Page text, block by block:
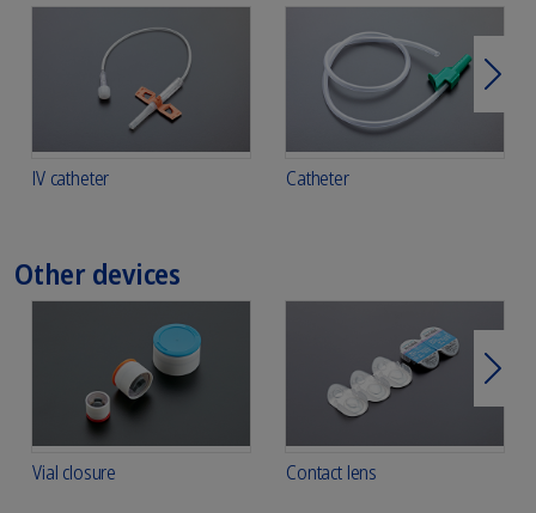
IV catheter Catheter
Other devices
Vial closure Contact lens